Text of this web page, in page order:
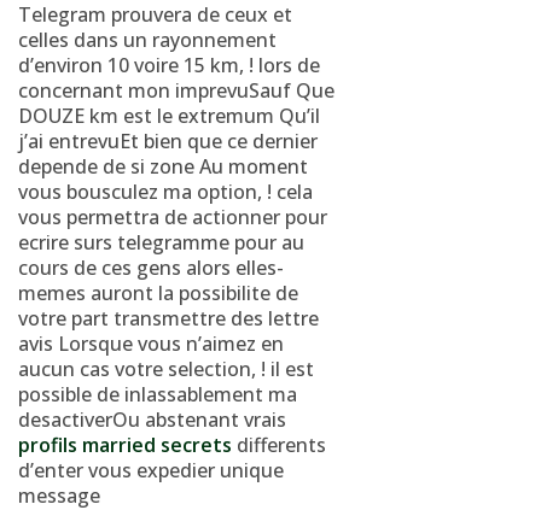
Telegram prouvera de ceux et
celles dans un rayonnement
d’environ 10 voire 15 km, ! lors de
concernant mon imprevuSauf Que
DOUZE km est le extremum Qu’il
j’ai entrevuEt bien que ce dernier
depende de si zone Au moment
vous bousculez ma option, ! cela
vous permettra de actionner pour
ecrire surs telegramme pour au
cours de ces gens alors elles-
memes auront la possibilite de
votre part transmettre des lettre
avis Lorsque vous n’aimez en
aucun cas votre selection, ! il est
possible de inlassablement ma
desactiverOu abstenant vrais
profils married secrets differents
d’enter vous expedier unique
message